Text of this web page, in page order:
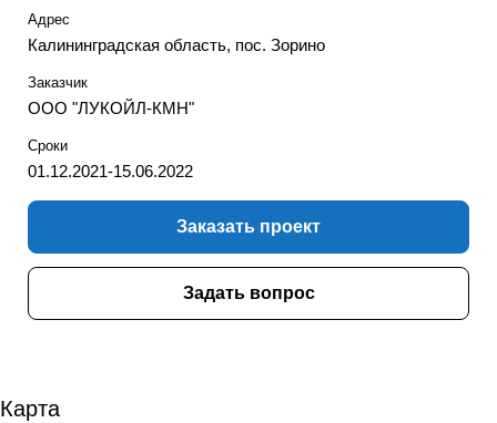
Адрес
Калининградская область, пос. Зорино
Заказчик
ООО "ЛУКОЙЛ-КМН"
Сроки
01.12.2021-15.06.2022
Заказать проект
Задать вопрос
Карта